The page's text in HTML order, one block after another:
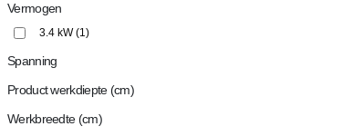
Vermogen
3.4 kW (1)
Spanning
Product werkdiepte (cm)
Werkbreedte (cm)